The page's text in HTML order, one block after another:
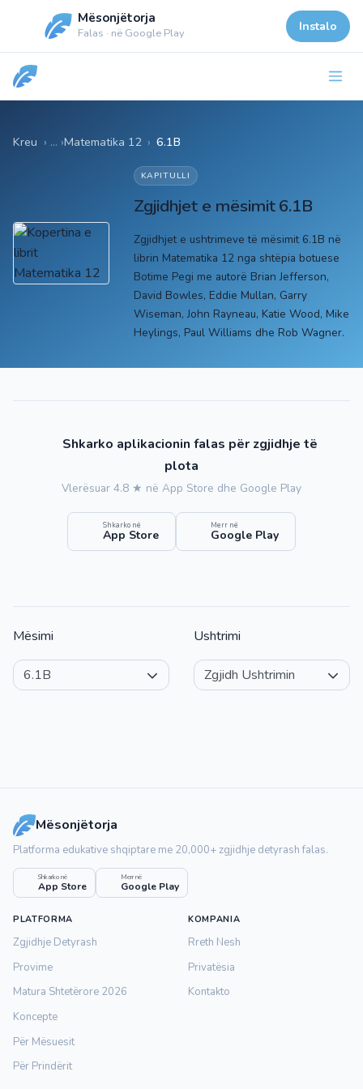
Mësonjëtorja
Falas · në Google Play Instalo
Kreu Matematika 12 › 6.1B
KAPITULLI
Zgjidhjet e mësimit 6.1B
Zgjidhjet e ushtrimeve të mësimit 6.1B në
librin Matematika 12 nga shtëpia botuese
Botime Pegi me autorë Brian Jefferson,
David Bowles, Eddie Mullan, Garry
Wiseman, John Rayneau, Katie Wood, Mike
Heylings, Paul Williams dhe Rob Wagner.
Shkarko aplikacionin falas për zgjidhje të
plota
Vlerësuar 4.8 ★ në App Store dhe Google Play
Shkarko në
App Store
Merr në
Google Play
Mësimi Ushtrimi
Mësonjëtorja
Platforma edukative shqiptare me 20,000+ zgjidhje detyrash falas.
Shkarko në
App Store
Merr në
Google Play
PLATFORMA
Zgjidhje Detyrash
Provime
Matura Shtetërore 2026
Koncepte
Për Mësuesit
Për Prindërit
KOMPANIA
Rreth Nesh
Privatësia
Kontakto